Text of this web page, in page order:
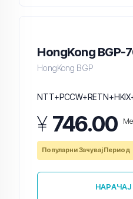
HongKong BGP-
HongKong BGP
¥ 746.00
Популарни Зачувај Период